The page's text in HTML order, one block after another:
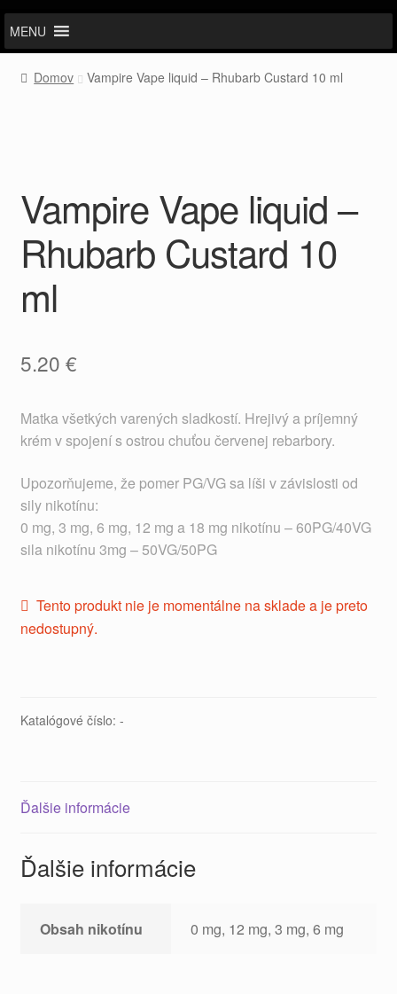
MENU
Domov Vampire Vape liquid – Rhubarb Custard 10 ml
Vampire Vape liquid –
Rhubarb Custard 10
ml
5.20 €
Matka všetkých varených sladkostí. Hrejivý a príjemný
krém v spojení s ostrou chuťou červenej rebarbory.
Upozorňujeme, že pomer PG/VG sa líši v závislosti od
sily nikotínu:
0 mg, 3 mg, 6 mg, 12 mg a 18 mg nikotínu – 60PG/40VG
sila nikotínu 3mg – 50VG/50PG
Tento produkt nie je momentálne na sklade a je preto
nedostupný.
Katalógové číslo: -
Ďalšie informácie
Ďalšie informácie
Obsah nikotínu 0 mg, 12 mg, 3 mg, 6 mg